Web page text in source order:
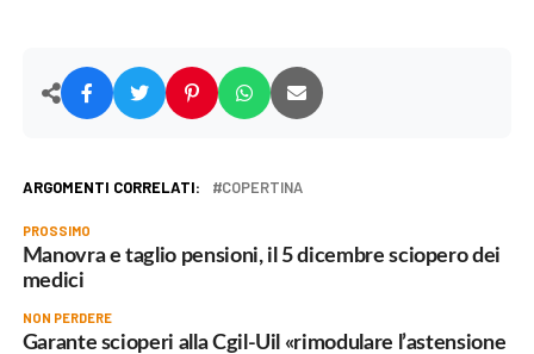
ARGOMENTI CORRELATI: COPERTINA
PROSSIMO
Manovra e taglio pensioni, il 5 dicembre sciopero dei
medici
NON PERDERE
Garante scioperi alla Cgil-Uil «rimodulare l’astensione